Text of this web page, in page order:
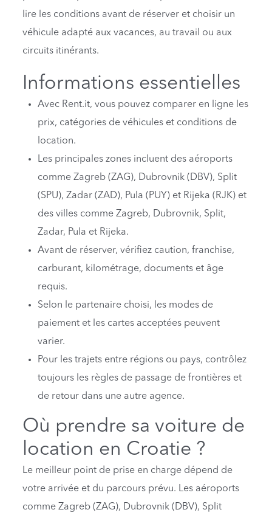
lire les conditions avant de réserver et choisir un
véhicule adapté aux vacances, au travail ou aux
circuits itinérants.
Informations essentielles
Avec Rent.it, vous pouvez comparer en ligne les
prix, catégories de véhicules et conditions de
location.
Les principales zones incluent des aéroports
comme Zagreb (ZAG), Dubrovnik (DBV), Split
(SPU), Zadar (ZAD), Pula (PUY) et Rijeka (RJK) et
des villes comme Zagreb, Dubrovnik, Split,
Zadar, Pula et Rijeka.
Avant de réserver, vérifiez caution, franchise,
carburant, kilométrage, documents et âge
requis.
Selon le partenaire choisi, les modes de
paiement et les cartes acceptées peuvent
varier.
Pour les trajets entre régions ou pays, contrôlez
toujours les règles de passage de frontières et
de retour dans une autre agence.
Où prendre sa voiture de
location en Croatie ?
Le meilleur point de prise en charge dépend de
votre arrivée et du parcours prévu. Les aéroports
comme Zagreb (ZAG), Dubrovnik (DBV), Split